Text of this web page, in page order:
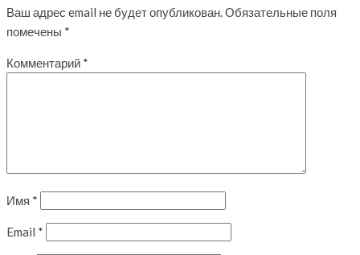
Ваш адрес email не будет опубликован.Обязательные поля
помечены *
Комментарий *
Имя *
Email *